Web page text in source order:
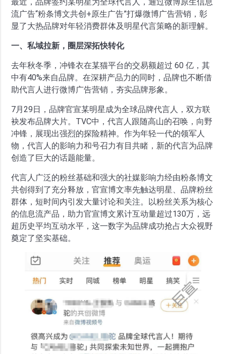
流广告“粉条博文共创+原生广告”打爆微博广告营销，彰
显了大热品牌对年轻消费群体及明星代言策略的新理解。
一、私域拉新，圈层深拓快转化
去年秋冬季，冲锋衣在某猫平台的交易额超过 60 亿，其
中有40%来自品牌。在深耕产品力的同时，品牌也不断借
助代言人进行微博广告营销，夯实品牌形象。
7月29日，品牌官宣某明星成为全球品牌代言人，双方联
袂发布品牌大片。TVC中，代言人跟随高山的召唤，向野
冲锋，展现出强烈的探险精神。作为年轻一代的领军人
物，代言人的影响力和号召力有目共睹，新的代言为品牌
创造了巨大的话题能量。
代言人广泛的粉丝基础和强大的社媒影响力经由粉条博文
共创得到了充分释放，官宣博文率先触达明星、品牌粉丝
群体，短时间内引发大量讨论和关注。以粉丝关系为核心
的信息流产品，助力官宣博文累计互动量超过130万，远
超历史平均互动水平，这一数字为品牌成功抢占大众视野
奠定了坚实基础。